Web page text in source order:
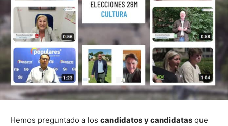
Hemos preguntado a los candidatos y candidatas que